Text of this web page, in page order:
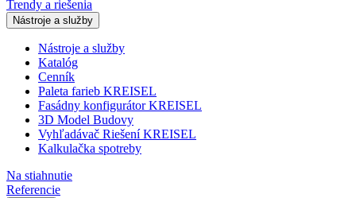
Trendy a riešenia
Nástroje a služby
Nástroje a služby
Katalóg
Cenník
Paleta farieb KREISEL
Fasádny konfigurátor KREISEL
3D Model Budovy
Vyhľadávač Riešení KREISEL
Kalkulačka spotreby
Na stiahnutie
Referencie